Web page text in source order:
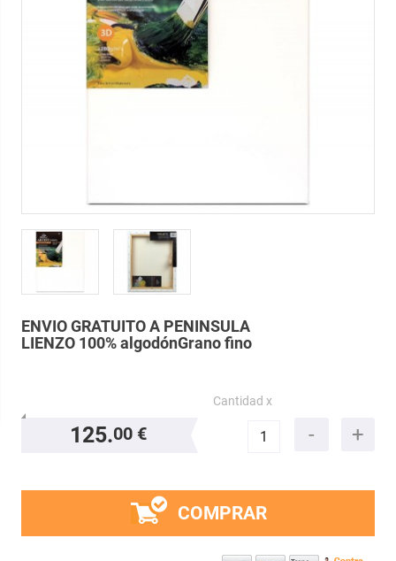
ENVIO GRATUITO A PENINSULA
LIENZO 100% algodónGrano fino
125.00 €
Cantidad x
COMPRAR